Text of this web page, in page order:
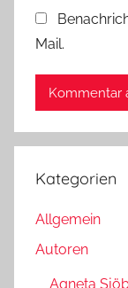
Mail.
Kategorien
Allgemein
Autoren
Agneta